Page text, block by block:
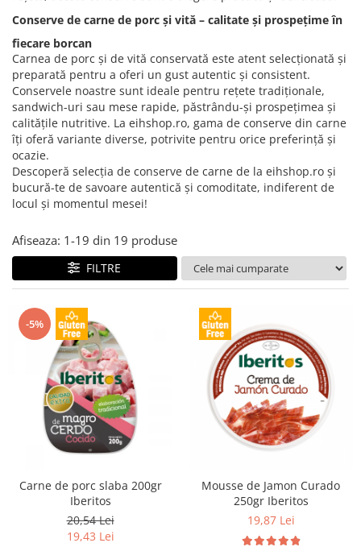
Condimente turcesti
Ghimbir murat la borcan
Alge Nori
Supa miso
Conserve de carne de porc și vită – calitate și prospețime în
fiecare borcan
Carnea de porc și de vită conservată este atent selecționată și
preparată pentru a oferi un gust autentic și consistent.
Conservele noastre sunt ideale pentru rețete tradiționale,
sandwich-uri sau mese rapide, păstrându-și prospețimea și
calitățile nutritive. La eihshop.ro, gama de conserve din carne
îți oferă variante diverse, potrivite pentru orice preferință și
ocazie.
Descoperă selecția de conserve de carne de la eihshop.ro și
bucură-te de savoare autentică și comoditate, indiferent de
locul și momentul mesei!
Afiseaza: 1-19 din 19 produse
FILTRE
-5%
Carne de porc slaba 200gr
Iberitos
20,54 Lei
19,43 Lei
Mousse de Jamon Curado
250gr Iberitos
19,87 Lei